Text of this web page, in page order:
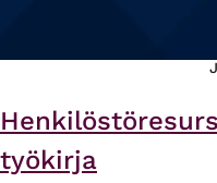
työkirja